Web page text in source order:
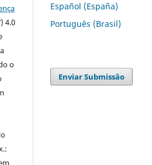
4.0
o
Español (España)
Português (Brasil)
Enviar Submissão